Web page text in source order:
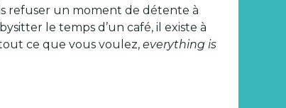
refuser un moment de détente à
le temps d’un café, il existe à
ce que vous voulez,everything is